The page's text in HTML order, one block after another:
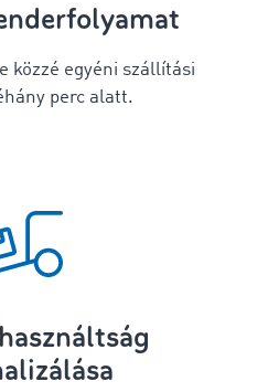
közzé egyéni szállítási
perc alatt.